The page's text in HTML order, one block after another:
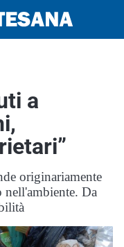
a
originariamente
nell'ambiente. Da